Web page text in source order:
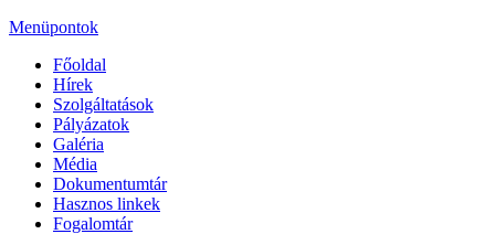
Menüpontok
Főoldal
Hírek
Szolgáltatások
Pályázatok
Galéria
Média
Dokumentumtár
Hasznos linkek
Fogalomtár